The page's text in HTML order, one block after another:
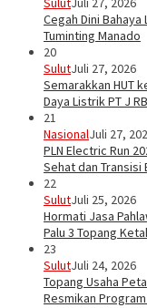
Cegah Dini
Tuminting Manado
20
SulutJuli 27, 2026
Semarakkan HUT
Daya Listrik PT J
21
NasionalJuli 27,
PLN Electric Run
Sehat dan Transisi
22
SulutJuli 25, 2026
Hormati Jasa
Palu 3 Topang
23
SulutJuli 24, 2026
Topang Usaha
Resmikan